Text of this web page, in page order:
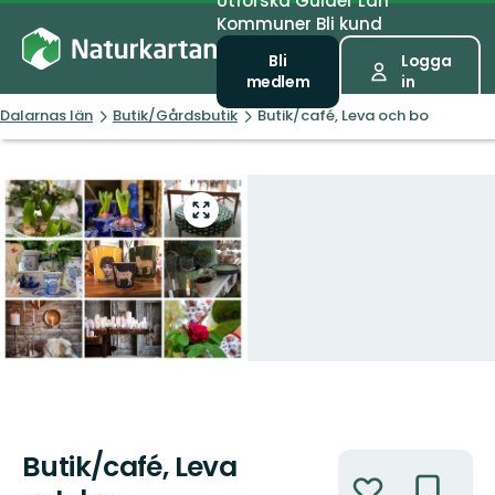
Kommuner Bli kund
Bli
medlem
Logga
in
Dalarnas län Butik/Gårdsbutik Butik/café, Leva och bo
Gå
till
helskärmsläge
Butik/café, Leva